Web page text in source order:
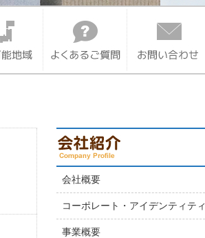
会社概要
コーポレート・アイデンティティ
事業概要